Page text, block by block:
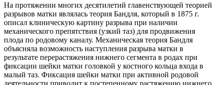
На протяжении многих десятилетий главенствующей теорией
разрывов матки являлась теория Бандля, который в 1875 г.
описал клиническую картину разрыва при наличии
механического препятствия (узкий таз) для продвижения
плода по родовому каналу. Механическая теория Бандля
объясняла возможность наступления разрыва матки в
результате перерастяжения нижнего сегмента в родах при
фиксации шейки матки головкой у костного кольца входа в
малый таз. Фиксация шейки матки при активной родовой
деятельности приводит к постепенному растяжению нижнего